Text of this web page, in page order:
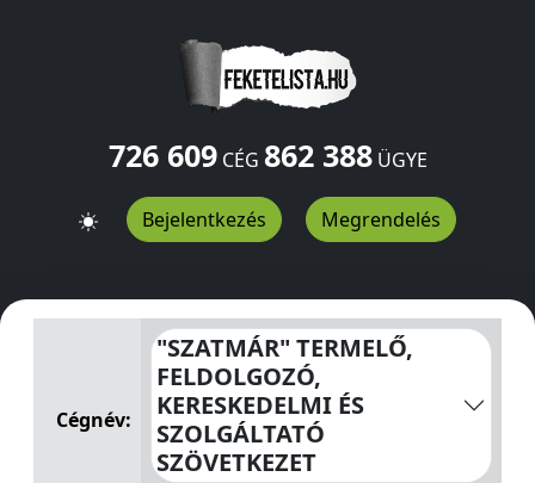
726 609CÉG 862 388ÜGYE
Bejelentkezés Megrendelés
"SZATMÁR" TERMELŐ, FELDOLGOZÓ, KERESKEDELMI
Cégnév:
"SZATMÁR" TERMELŐ,
FELDOLGOZÓ,
KERESKEDELMI ÉS
SZOLGÁLTATÓ
SZÖVETKEZET